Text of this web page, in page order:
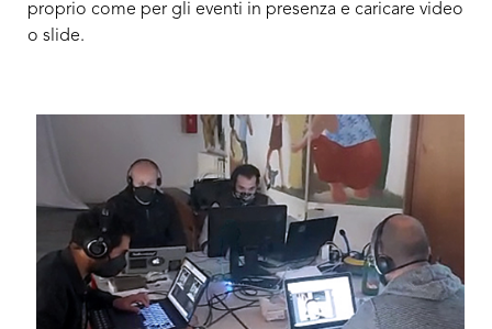
proprio come per gli eventi in presenza e caricare video
o slide.